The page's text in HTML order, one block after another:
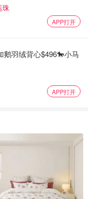
珠
APP打开
鹅羽绒背心$496🐎小马
APP打开